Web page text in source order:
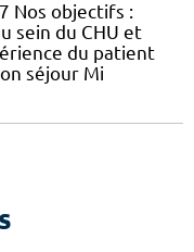
Nos objectifs :
sein du CHU et
du patient
séjour Mi